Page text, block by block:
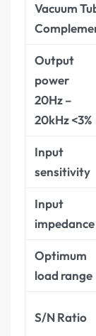
Vacuum
Output
power
20Hz –
20kHz <3%
Input
sensitivity
Input
impedance
Optimum
load range
S/N Ratio